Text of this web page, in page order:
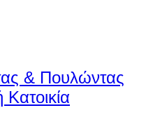
& Πουλώντας
Κατοικία